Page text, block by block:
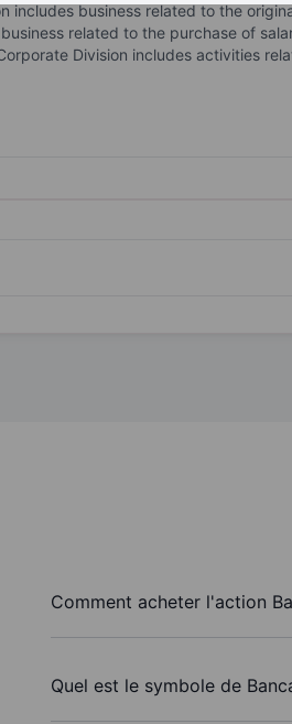
business related to the
related to the purchase of
Division includes activities
Comment acheter l'action
Quel est le symbole de